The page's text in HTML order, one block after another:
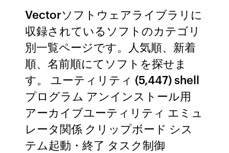
Vectorソフトウェアライブラリに
収録されているソフトのカテゴリ
別一覧ページです。人気順、新着
順、名前順にてソフトを探せま
す。 ユーティリティ (5,447) shell
プログラム アンインストール用
アーカイブユーティリティ エミュ
レータ関係 クリップボード シス
テム起動・終了 タスク制御